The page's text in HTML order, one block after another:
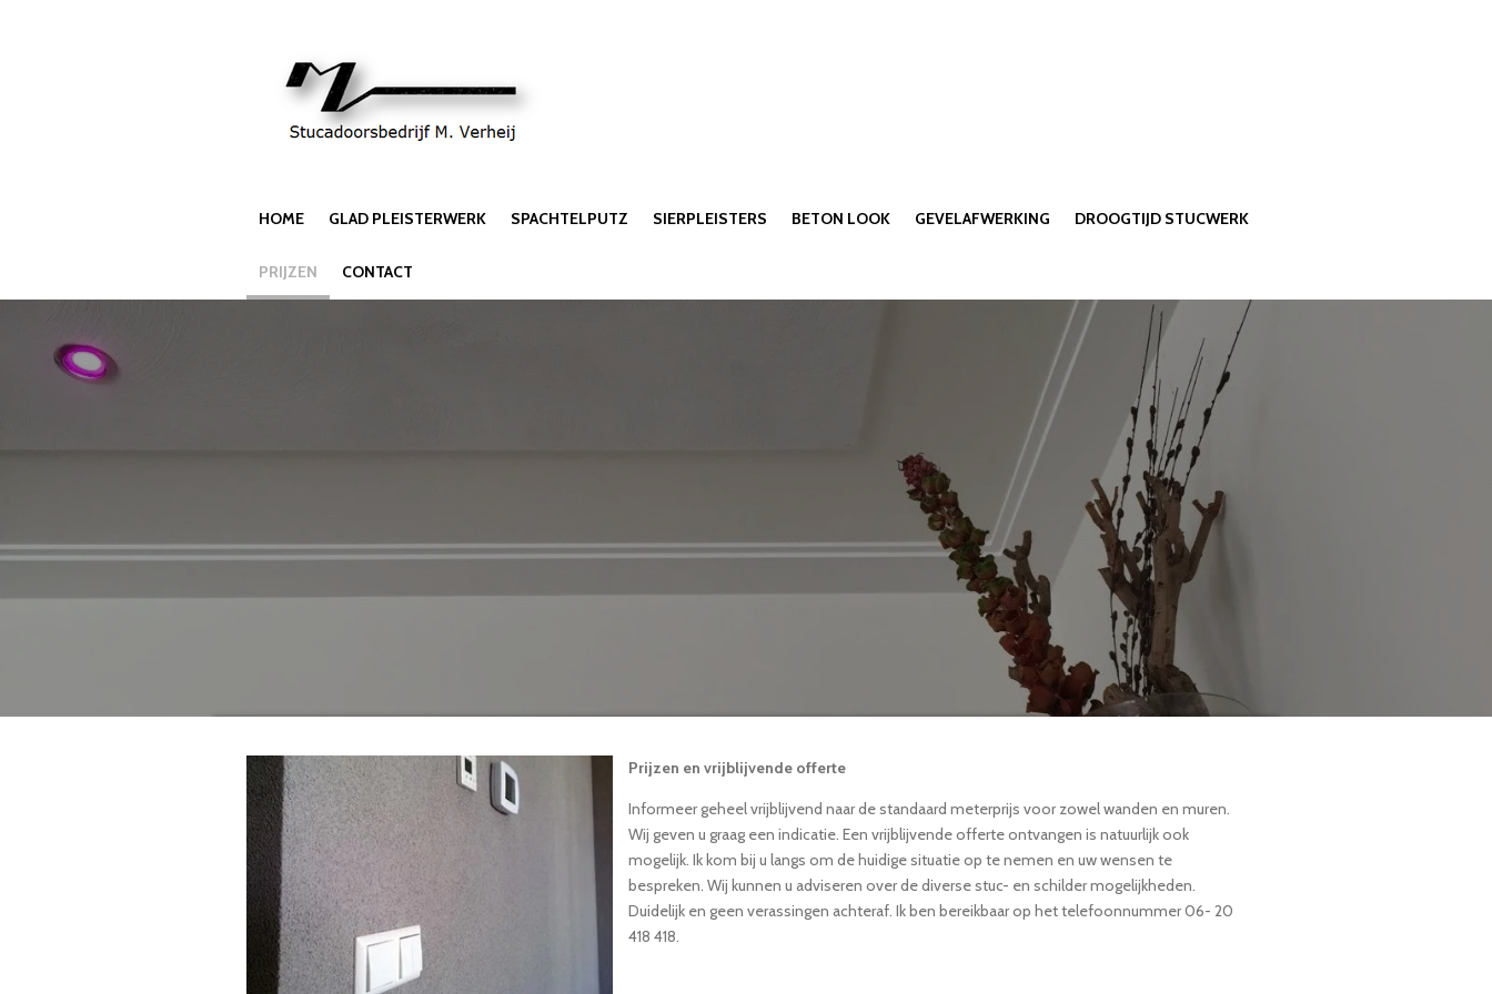
HOME GLAD PLEISTERWERK SPACHTELPUTZ SIERPLEISTERS BETON LOOK GEVELAFWERKING DROOGTIJD STUCWERK
PRIJZEN CONTACT
Prijzen en vrijblijvende offerte
Informeer geheel vrijblijvend naar de standaard meterprijs voor zowel wanden en muren.
Wij geven u graag een indicatie. Een vrijblijvende offerte ontvangen is natuurlijk ook
mogelijk. Ik kom bij u langs om de huidige situatie op te nemen en uw wensen te
bespreken. Wij kunnen u adviseren over de diverse stuc- en schilder mogelijkheden.
Duidelijk en geen verassingen achteraf. Ik ben bereikbaar op het telefoonnummer 06- 20
418 418.